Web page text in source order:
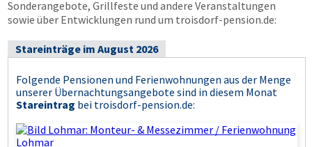
Sonderangebote, Grillfeste und andere Veranstaltungen
sowie über Entwicklungen rund um troisdorf-pension.de:
Stareinträge im August 2026
Folgende Pensionen und Ferienwohnungen aus der Menge
unserer Übernachtungsangebote sind in diesem Monat
Stareintrag bei troisdorf-pension.de: